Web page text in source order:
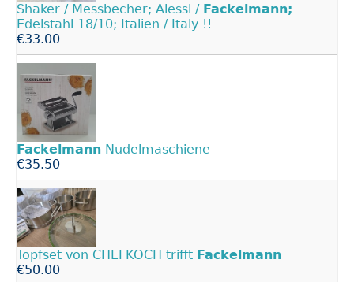
Shaker / Messbecher; Alessi / Fackelmann;
Edelstahl 18/10; Italien / Italy !!
€33.00
Fackelmann Nudelmaschiene
€35.50
Topfset von CHEFKOCH trifft Fackelmann
€50.00